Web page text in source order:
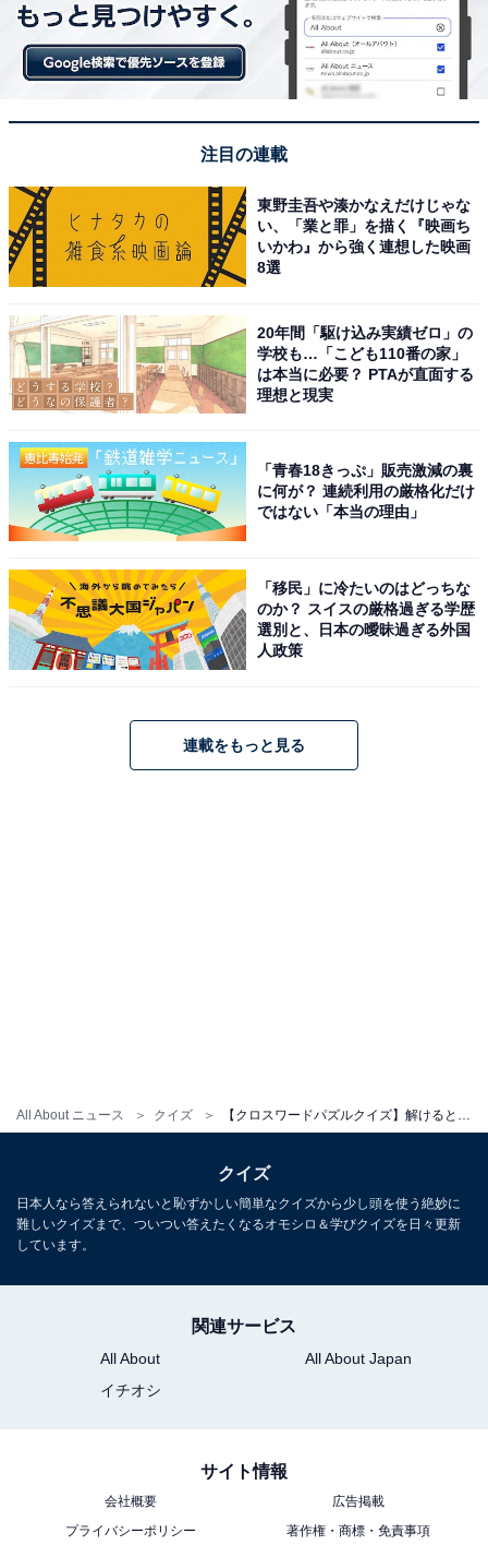
All About ニュース クイズ
注目の連載
東野圭吾や湊かなえだけじゃな
い、「業と罪」を描く『映画ち
いかわ』から強く連想した映画
8選
20年間「駆け込み実績ゼロ」の
学校も…「こども110番の家」
は本当に必要？ PTAが直面する
理想と現実
「青春18きっぷ」販売激減の裏
に何が？ 連続利用の厳格化だけ
ではない「本当の理由」
「移民」に冷たいのはどっちな
のか？ スイスの厳格過ぎる学歴
選別と、日本の曖昧過ぎる外国
人政策
連載をもっと見る
クイズ
日本人なら答えられないと恥ずかしい簡単なクイズから少し頭を使う絶妙に
難しいクイズまで、ついつい答えたくなるオモシロ＆学びクイズを日々更新
しています。
関連サービス
All About
All About Japan
イチオシ
サイト情報
会社概要
広告掲載
プライバシーポリシー
著作権・商標・免責事項